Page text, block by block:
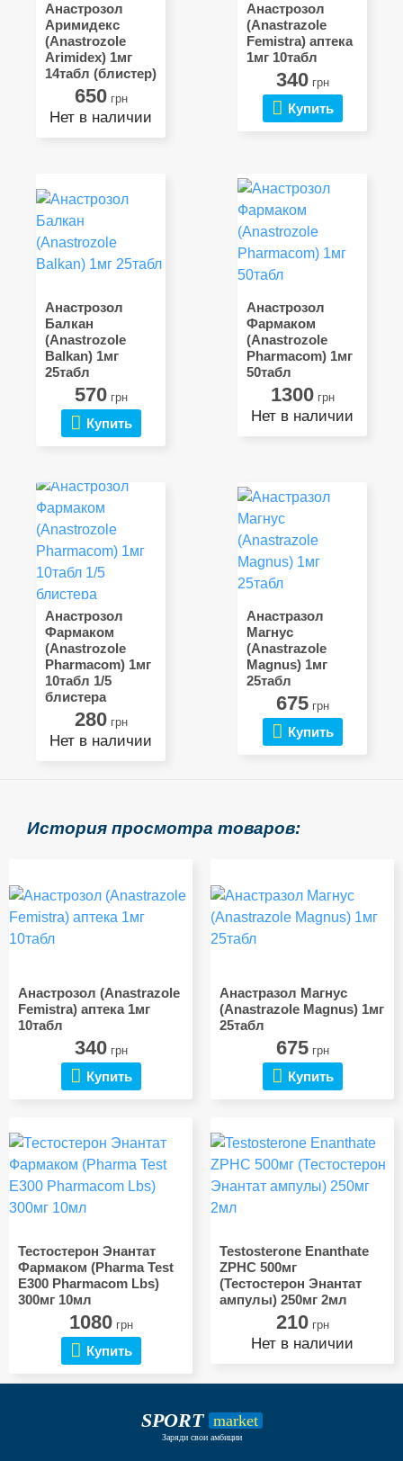
Анастрозол
Аримидекс
(Anastrozole
Arimidex) 1мг
14табл (блистер)
650грн
Нет в наличии
Анастрозол
(Anastrazole
Femistra) аптека
1мг 10табл
340грн
Купить
Анастрозол
Балкан
(Anastrozole
Balkan) 1мг
25табл
570грн
Купить
Анастрозол
Фармаком
(Anastrozole
Pharmacom) 1мг
50табл
1300грн
Нет в наличии
Анастрозол
Фармаком
(Anastrozole
Pharmacom) 1мг
10табл 1/5
блистера
280грн
Нет в наличии
Анастразол
Магнус
(Anastrazole
Magnus) 1мг
25табл
675грн
Купить
История просмотра товаров:
Анастрозол (Anastrazole
Femistra) аптека 1мг
10табл
340грн
Купить
Анастразол Магнус
(Anastrazole Magnus) 1мг
25табл
675грн
Купить
Тестостерон Энантат
Фармаком (Pharma Test
E300 Pharmacom Lbs)
300мг 10мл
1080грн
Купить
Testosterone Enanthate
ZPHC 500мг
(Тестостерон Энантат
ампулы) 250мг 2мл
210грн
Нет в наличии
SPORT market
Заряди свои амбиции